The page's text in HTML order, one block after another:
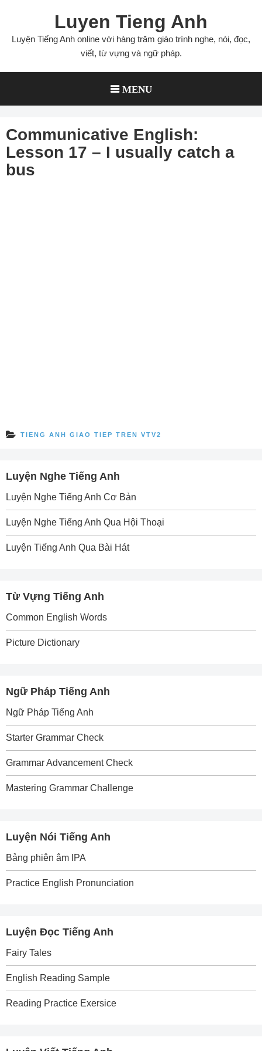
content
Luyen Tieng Anh
Luyện Tiếng Anh online với hàng trăm giáo trình nghe, nói, đọc,
viết, từ vựng và ngữ pháp.
MENU
Communicative English:
Lesson 17 – I usually catch a
bus
TIENG ANH GIAO TIEP TREN VTV2
Luyện Nghe Tiếng Anh
Luyện Nghe Tiếng Anh Cơ Bản
Luyện Nghe Tiếng Anh Qua Hội Thoại
Luyện Tiếng Anh Qua Bài Hát
Từ Vựng Tiếng Anh
Common English Words
Picture Dictionary
Ngữ Pháp Tiếng Anh
Ngữ Pháp Tiếng Anh
Starter Grammar Check
Grammar Advancement Check
Mastering Grammar Challenge
Luyện Nói Tiếng Anh
Bảng phiên âm IPA
Practice English Pronunciation
Luyện Đọc Tiếng Anh
Fairy Tales
English Reading Sample
Reading Practice Exersice